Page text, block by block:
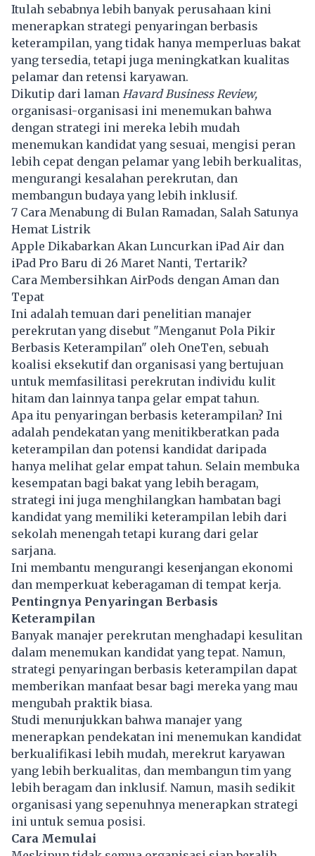
Itulah sebabnya lebih banyak perusahaan kini
menerapkan strategi penyaringan berbasis
keterampilan, yang tidak hanya memperluas bakat
yang tersedia, tetapi juga meningkatkan kualitas
pelamar dan retensi karyawan.
Dikutip dari laman Havard Business Review,
organisasi-organisasi ini menemukan bahwa
dengan strategi ini mereka lebih mudah
menemukan kandidat yang sesuai, mengisi peran
lebih cepat dengan pelamar yang lebih berkualitas,
mengurangi kesalahan perekrutan, dan
membangun budaya yang lebih inklusif.
7 Cara Menabung di Bulan Ramadan, Salah Satunya
Hemat Listrik
Apple Dikabarkan Akan Luncurkan iPad Air dan
iPad Pro Baru di 26 Maret Nanti, Tertarik?
Cara Membersihkan AirPods dengan Aman dan
Tepat
Ini adalah temuan dari penelitian manajer
perekrutan yang disebut "Menganut Pola Pikir
Berbasis Keterampilan" oleh OneTen, sebuah
koalisi eksekutif dan organisasi yang bertujuan
untuk memfasilitasi perekrutan individu kulit
hitam dan lainnya tanpa gelar empat tahun.
Apa itu penyaringan berbasis keterampilan? Ini
adalah pendekatan yang menitikberatkan pada
keterampilan dan potensi kandidat daripada
hanya melihat gelar empat tahun. Selain membuka
kesempatan bagi bakat yang lebih beragam,
strategi ini juga menghilangkan hambatan bagi
kandidat yang memiliki keterampilan lebih dari
sekolah menengah tetapi kurang dari gelar
sarjana.
Ini membantu mengurangi kesenjangan ekonomi
dan memperkuat keberagaman di tempat kerja.
Pentingnya Penyaringan Berbasis
Keterampilan
Banyak manajer perekrutan menghadapi kesulitan
dalam menemukan kandidat yang tepat. Namun,
strategi penyaringan berbasis keterampilan dapat
memberikan manfaat besar bagi mereka yang mau
mengubah praktik biasa.
Studi menunjukkan bahwa manajer yang
menerapkan pendekatan ini menemukan kandidat
berkualifikasi lebih mudah, merekrut karyawan
yang lebih berkualitas, dan membangun tim yang
lebih beragam dan inklusif. Namun, masih sedikit
organisasi yang sepenuhnya menerapkan strategi
ini untuk semua posisi.
Cara Memulai